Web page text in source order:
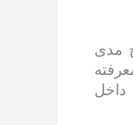
مدى
داخل